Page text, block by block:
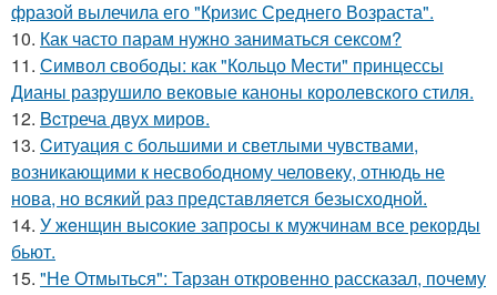
фразой вылечила его "Кризис Среднего Возраста".
10. Как часто парам нужно заниматься сексом?
11. Символ свободы: как "Кольцо Мести" принцессы
Дианы разрушило вековые каноны королевского стиля.
12. Bcтреча двух миров.
13. Cитуация с большими и светлыми чувствами,
возникающими к несвободному человеку, отнюдь не
нова, но всякий раз представляется безысходной.
14. У жeнщин выcoкие запросы к мужчинам все рекорды
бьют.
15. "Не Отмыться": Тарзан откровенно рассказал, почему